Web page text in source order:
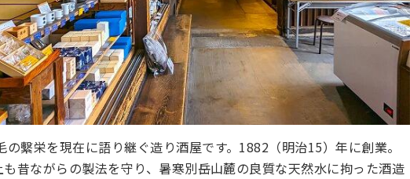
の繫栄を現在に語り継ぐ造り酒屋です。1882（明治15）年に創業。
昔ながらの製法を守り、暑寒別岳山麓の良質な天然水に拘った酒造